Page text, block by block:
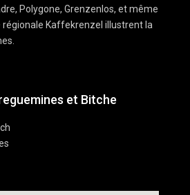
Polygone, Grenzenlos, et même
régionale Kaffekrenzel illustrent la
et Bitche